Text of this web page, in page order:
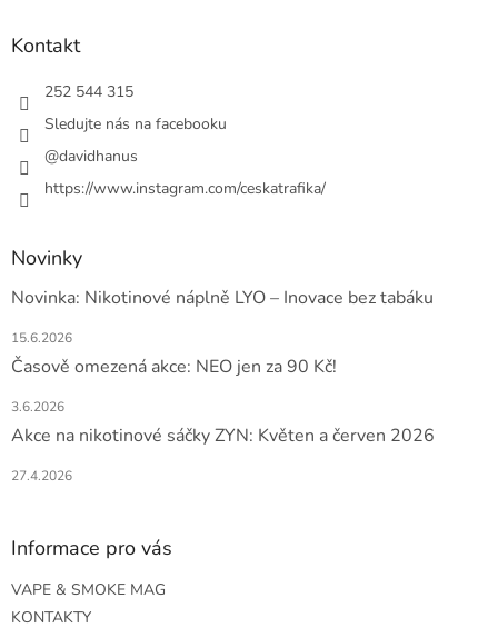
Kontakt
252 544 315
Sledujte nás na facebooku
@davidhanus
https://www.instagram.com/ceskatrafika/
Novinky
Novinka: Nikotinové náplně LYO – Inovace bez tabáku
15.6.2026
Časově omezená akce: NEO jen za 90 Kč!
3.6.2026
Akce na nikotinové sáčky ZYN: Květen a červen 2026
27.4.2026
Informace pro vás
VAPE & SMOKE MAG
KONTAKTY